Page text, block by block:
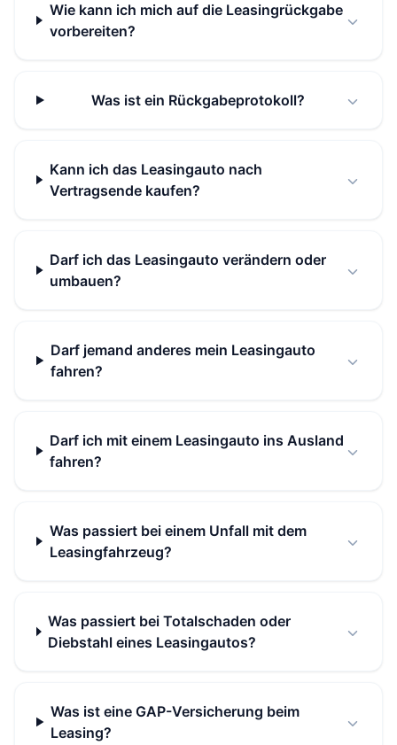
Wie kann ich mich auf die Leasingrückgabe
vorbereiten?
Was ist ein Rückgabeprotokoll?
Kann ich das Leasingauto nach
Vertragsende kaufen?
Darf ich das Leasingauto verändern oder
umbauen?
Darf jemand anderes mein Leasingauto
fahren?
Darf ich mit einem Leasingauto ins Ausland
fahren?
Was passiert bei einem Unfall mit dem
Leasingfahrzeug?
Was passiert bei Totalschaden oder
Diebstahl eines Leasingautos?
Was ist eine GAP-Versicherung beim
Leasing?